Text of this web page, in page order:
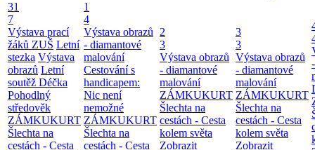
31
7
Výstava prací
žáků ZUŠ Letní
stezka Výstava
obrazů Letní
soutěž Déčka
Pohodlný
středověk
ZÁMKUKURT
Šlechta na
cestách - Cesta
1
4
Výstava obrazů
- diamantové
malování
Cestování s
handicapem:
Nic není
nemožné
ZÁMKUKURT
Šlechta na
cestách - Cesta
2
3
Výstava obrazů
- diamantové
malování
ZÁMKUKURT
Šlechta na
cestách - Cesta
kolem světa
Zobrazit
3
3
Výstava obrazů
- diamantové
malování
ZÁMKUKURT
Šlechta na
cestách - Cesta
kolem světa
Zobrazit